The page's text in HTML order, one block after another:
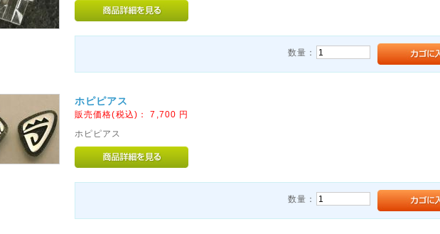
数量：
ホピピアス
販売価格(税込)：7,700 円
ホピピアス
数量：